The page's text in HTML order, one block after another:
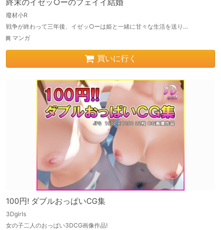
終末のイゼッ○ーのフェイイ結婚
廢材小R
戦争が終わって三年後、イゼッ○ーは姫と一緒に甘々な生活を送り…
マンガ
買いに行く
100円! ダブルおっぱいCG集
3Dgirls
女の子二人のおっぱい3DCG画像作品!